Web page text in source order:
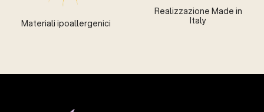
Materiali ipoallergenici
Realizzazione Made in
Italy